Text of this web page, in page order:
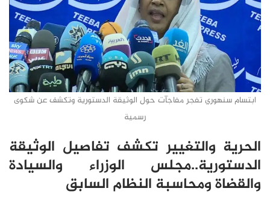
ابتسام سنهوري تفجر مفاجآت حول الوثيقة الدستورية وتكشف عن شكوى
رسمية
الحرية والتغيير تكشف تفاصيل الوثيقة
الدستورية..مجلس الوزراء والسيادة
والقضاة ومحاسبة النظام السابق